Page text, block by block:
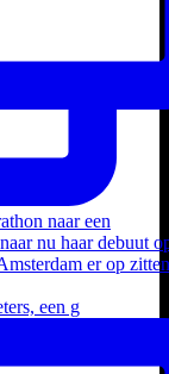
een g